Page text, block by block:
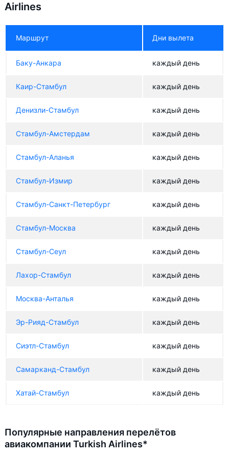
Airlines
Маршрут Дни вылета
Баку-Анкара каждый день
Каир-Стамбул каждый день
Денизли-Стамбул каждый день
Стамбул-Амстердам каждый день
Стамбул-Аланья каждый день
Стамбул-Измир каждый день
Стамбул-Санкт-Петербург каждый день
Стамбул-Москва каждый день
Стамбул-Сеул каждый день
Лахор-Стамбул каждый день
Москва-Анталья каждый день
Эр-Рияд-Стамбул каждый день
Сиэтл-Стамбул каждый день
Самарканд-Стамбул каждый день
Хатай-Стамбул каждый день
Популярные направления перелётов
авиакомпании Turkish Airlines*